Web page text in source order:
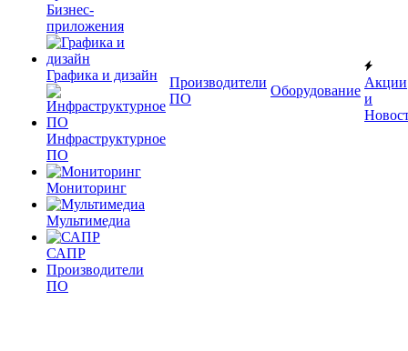
Бизнес-
приложения
Графика и дизайн
Инфраструктурное
ПО
Мониторинг
Мультимедиа
САПР
Производители
ПО
Производители
ПО
Оборудование
Акции
и